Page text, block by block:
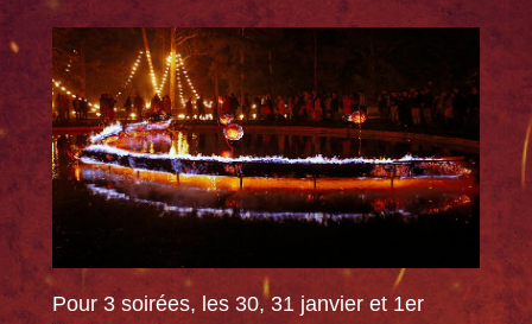
Pour 3 soirées, les 30, 31 janvier et 1er